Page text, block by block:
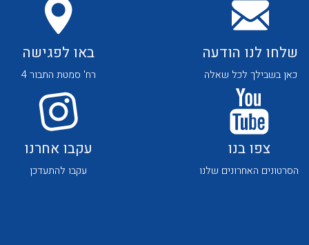
לכל מוצרי היצרן לכל מוצרי היצרן
לכל מוצרי היצרן לכל מוצרי היצרן
שלחו לנו הודעה
כאן בשבילך לכל שאלה
באו לפגישה
רח' סמטת התבור 4
צפו בנו
הסרטונים האחרונים שלנו
עקבו אחרנו
עקבו להתעדכן